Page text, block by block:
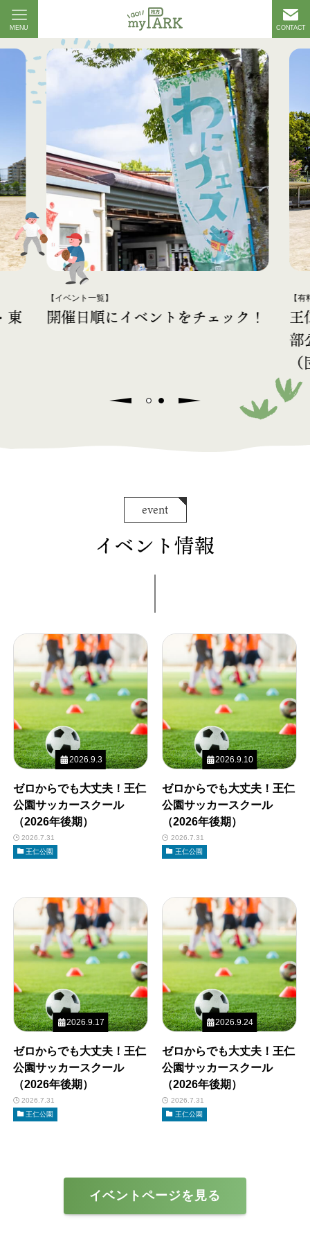
CONTACT
MENU
東
【イベント一覧】
開催日順にイベントをチェック！
【
王
部
event
イベント情報
2026.9.3
ゼロからでも大丈夫！王仁
公園サッカースクール
（2026年後期）
2026.7.31
王仁公園
2026.9.10
ゼロからでも大丈夫！王仁
公園サッカースクール
（2026年後期）
2026.7.31
王仁公園
2026.9.17
ゼロからでも大丈夫！王仁
公園サッカースクール
（2026年後期）
2026.7.31
王仁公園
2026.9.24
ゼロからでも大丈夫！王仁
公園サッカースクール
（2026年後期）
2026.7.31
王仁公園
イベントページを見る